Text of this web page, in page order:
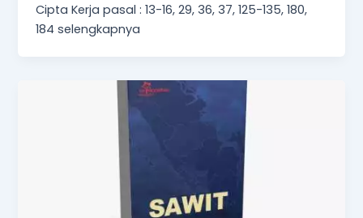
Cipta Kerja pasal : 13-16, 29, 36, 37, 125-135, 180,
184 selengkapnya